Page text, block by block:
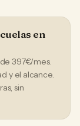
en
397€/mes.
y el alcance.
sin